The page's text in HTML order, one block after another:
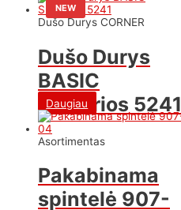
NEW
Dušo Durys CORNER
Dušo Durys
BASIC
Skaidrios 5241
Daugiau
Asortimentas
Pakabinama
spintelė 907-